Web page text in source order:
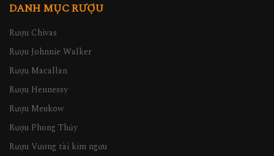
DANH MỤC RƯỢU
Rượu Chivas
Rượu Johnnie Walker
Rượu Macallan
Rượu Hennessy
Rượu Meukow
Rượu Phong Thủy
Rượu Vương tài kim ngưu